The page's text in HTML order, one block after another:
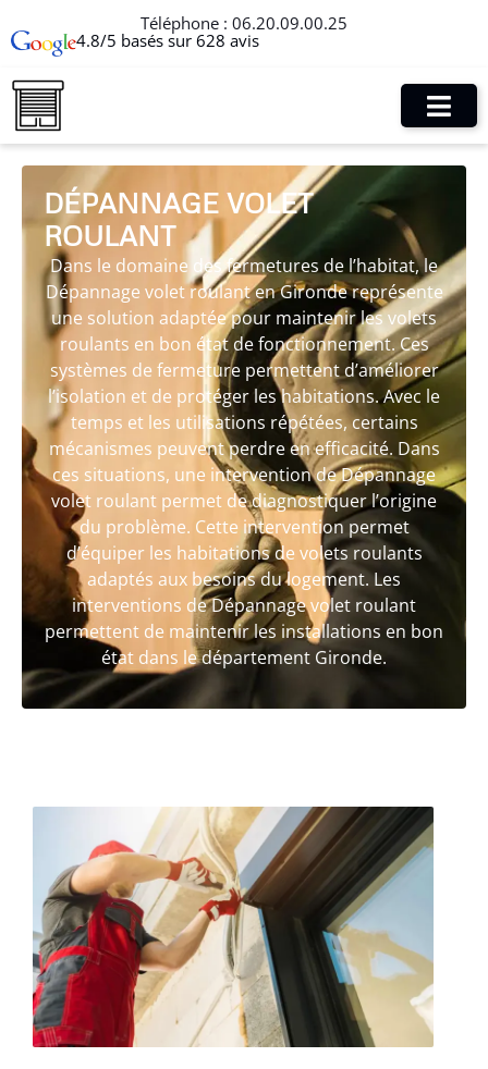
Téléphone : 06.20.09.00.25
4.8/5 basés sur 628 avis
DÉPANNAGE VOLET
ROULANT
Dans le domaine des fermetures de l’habitat, le
Dépannage volet roulant en Gironde représente
une solution adaptée pour maintenir les volets
roulants en bon état de fonctionnement. Ces
systèmes de fermeture permettent d’améliorer
l’isolation et de protéger les habitations. Avec le
temps et les utilisations répétées, certains
mécanismes peuvent perdre en efficacité. Dans
ces situations, une intervention de Dépannage
volet roulant permet de diagnostiquer l’origine
du problème. Cette intervention permet
d’équiper les habitations de volets roulants
adaptés aux besoins du logement. Les
interventions de Dépannage volet roulant
permettent de maintenir les installations en bon
état dans le département Gironde.